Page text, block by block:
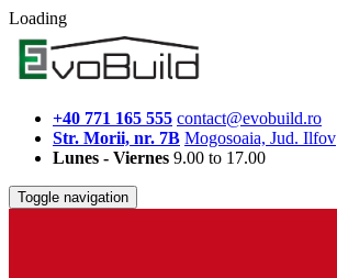
Loading
+40 771 165 555 contact@evobuild.ro
Str. Morii, nr. 7B Mogosoaia, Jud. Ilfov
Lunes - Viernes 9.00 to 17.00
Toggle navigation